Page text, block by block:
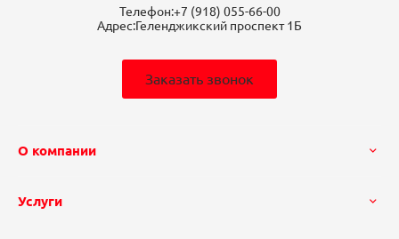
Телефон:+7 (918) 055-66-00
Адрес:Геленджикский проспект 1Б
Заказать звонок
О компании
Услуги